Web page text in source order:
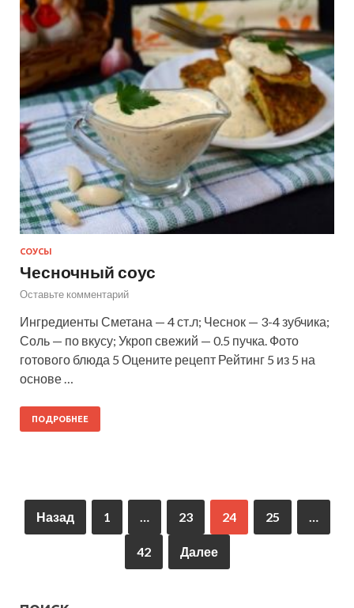
СОУСЫ
Чесночный соус
Оставьте комментарий
Ингредиенты Сметана — 4 ст.л; Чеснок — 3-4 зубчика;
Соль — по вкусу; Укроп свежий — 0.5 пучка. Фото
готового блюда 5 Оцените рецепт Рейтинг 5 из 5 на
основе …
ПОДРОБНЕЕ
Назад 1 23 24 25
42 Далее